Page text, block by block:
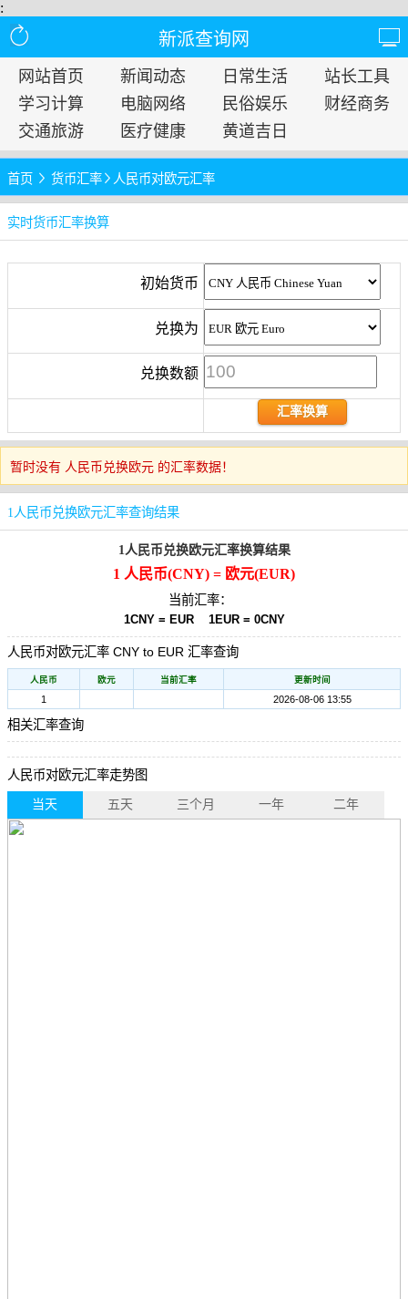
:
新派查询网
网站首页 新闻动态 日常生活
站长工具
学习计算
电脑网络 民俗娱乐
财经商务
交通旅游
医疗健康 黄道吉日
首页 货币汇率 人民币对欧元汇率
实时货币汇率换算
初始货币
兑换为
兑换数额
暂时没有 人民币兑换欧元 的汇率数据！
1人民币兑换欧元汇率查询结果
1人民币兑换欧元汇率换算结果
1 人民币(CNY) = 欧元(EUR)
当前汇率：
1CNY = EUR 1EUR = 0CNY
人民币对欧元汇率 CNY to EUR 汇率查询
人民币 欧元 当前汇率 更新时间
1 2026-08-06 13:55
相关汇率查询
人民币对欧元汇率走势图
当天 五天 三个月 一年 二年